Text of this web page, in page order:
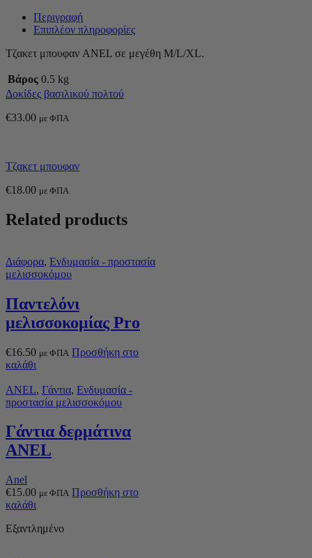
Περιγραφή
Επιπλέον πληροφορίες
Τζακετ μπουφαν ANEL σε μεγέθη M/L/XL.
Βάρος 0.5 kg
Δοκίδες βασιλικού πολτού
€33.00 με ΦΠΑ
Τζακετ μπουφαν
€18.00 με ΦΠΑ
Related products
Διάφορα, Ενδυμασία - προστασία
μελισσοκόμου
Παντελόνι
μελισσοκομίας Pro
€16.50 με ΦΠΑ Προσθήκη στο
καλάθι
ANEL, Γάντια, Ενδυμασία -
προστασία μελισσοκόμου
Γάντια δερμάτινα
ANEL
Anel
€15.00 με ΦΠΑ Προσθήκη στο
καλάθι
Εξαντλημένο